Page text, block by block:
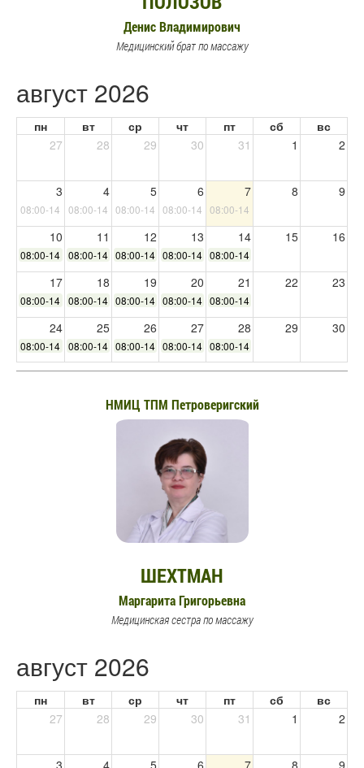
Денис Владимирович
Медицинский брат по массажу
август 2026
пн вт ср чт пт сб
вс
27
28 29 30 31 1 2
3 4 5 6 7 8 9
08:00-14:0008:00-14:0008:00-14:0008:00-14:0008:00-14:00
10 11 12 13 14 15 16
08:00-14:0008:00-14:0008:00-14:0008:00-14:0008:00-14:00
17 18 19 20 21 22 23
08:00-14:0008:00-14:0008:00-14:0008:00-14:0008:00-14:00
24 25 26 27 28 29 30
08:00-14:0008:00-14:0008:00-14:0008:00-14:0008:00-14:00
31 1 2 3 4 5 6
НМИЦ ТПМ Петроверигский
ШЕХТМАН
Маргарита Григорьевна
Медицинская сестра по массажу
август 2026
пн вт ср чт пт сб
вс
27
28 29 30 31 1 2
3 4 5 6 7 8 9